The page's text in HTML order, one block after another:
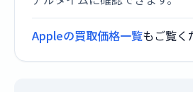
Appleの買取価格一覧もご覧く